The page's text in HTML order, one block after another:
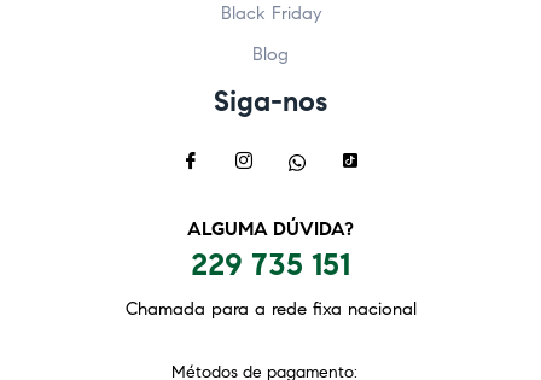
Black Friday
Blog
Siga-nos
ALGUMA DÚVIDA?
229 735 151
Chamada para a rede fixa nacional
Métodos de pagamento: